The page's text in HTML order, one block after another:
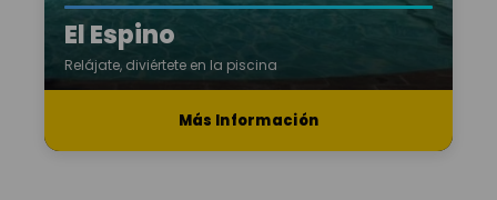
El Espino
Relájate, diviértete en la piscina
Más Información